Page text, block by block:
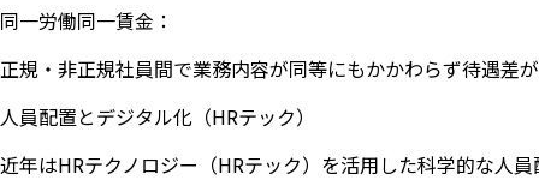
同一労働同一賃金：
正規・非正規社員間で業務内容が同等にもかかわらず待遇差
人員配置とデジタル化（HRテック）
近年はHRテクノロジー（HRテック）を活用した科学的な人